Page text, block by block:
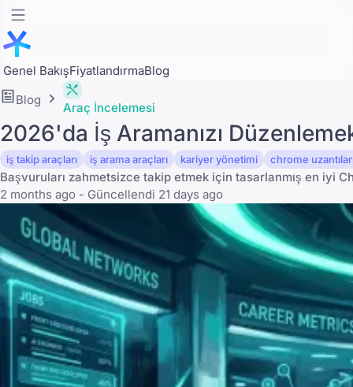
Genel BakışFiyatlandırmaBlog
Blog
Araç İncelemesi
2026'da İş Aramanızı
iş takip araçları iş arama araçları kariyer yönetimi chrome
Başvuruları zahmetsizce takip etmek için tasarlanmış en iyi
2 months ago - Güncellendi 21 days ago